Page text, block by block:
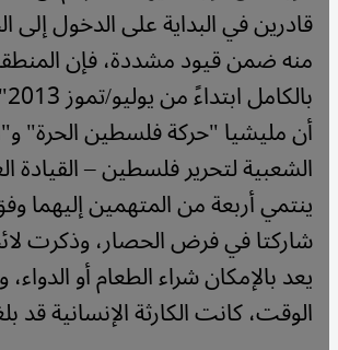
قادرين في البداية على الدخول إلى
منه ضمن قيود مشددة، فإن
أن مليشيا "حركة فلسطين الحرة"
الشعبية لتحرير فلسطين – القيادة
ينتمي أربعة من المتهمين إليهما
شاركتا في فرض الحصار، وذكرت
يعد بالإمكان شراء الطعام أو
الوقت، كانت الكارثة الإنسانية قد